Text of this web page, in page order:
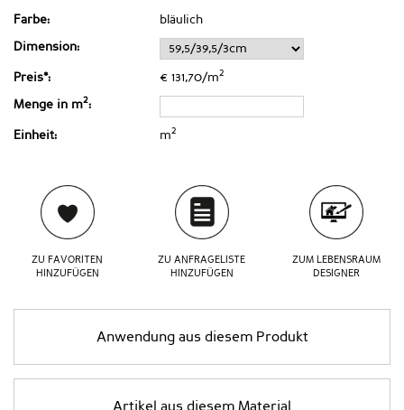
Farbe: bläulich
Dimension:
Preis*: € 131,70/m2
Menge in m2:
Einheit: m2
ZU FAVORITEN
HINZUFÜGEN
ZU ANFRAGELISTE
HINZUFÜGEN
ZUM LEBENSRAUM
DESIGNER
Anwendung aus diesem Produkt
Artikel aus diesem Material